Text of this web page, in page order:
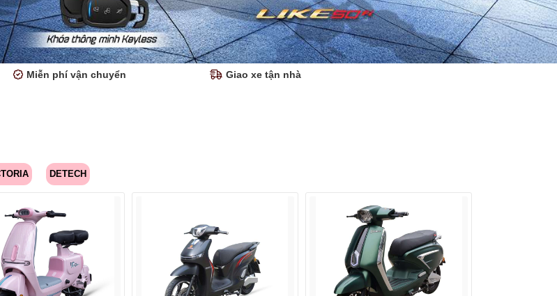
Miễn phí vận chuyển Giao xe tận nhà
DETECH